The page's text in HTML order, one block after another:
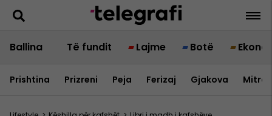
Ballina Të fundit Lajme Botë
Prishtina Prizreni Peja Ferizaj Gjakova